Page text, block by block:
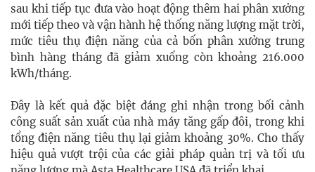
sau khi tiếp tục đưa vào hoạt động thêm hai phân xưởng
mới tiếp theo và vận hành hệ thống năng lượng mặt trời,
mức tiêu thụ điện năng của cả bốn phân xưởng trung
bình hàng tháng đã giảm xuống còn khoảng 216.000
kWh/tháng.
Đây là kết quả đặc biệt đáng ghi nhận trong bối cảnh
công suất sản xuất của nhà máy tăng gấp đôi, trong khi
tổng điện năng tiêu thụ lại giảm khoảng 30%. Cho thấy
hiệu quả vượt trội của các giải pháp quản trị và tối ưu